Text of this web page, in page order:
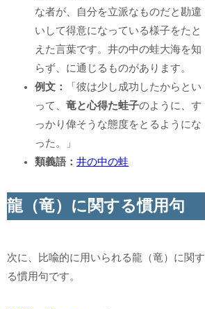
な者が、自分を立派なものだと勘違
いして得意になっている様子をたと
えた言葉です。井の中の蛙大海を知
らず、に通じるものがあります。
例文：
「彼は少し成功したからとい
って、竜と心得た蛙子のように、す
っかり偉そうな態度をとるようにな
った。」
類義語：井の中の蛙
龍（竜）に関する慣用句
次に、比喩的に用いられる龍（竜）に関す
る慣用句です。